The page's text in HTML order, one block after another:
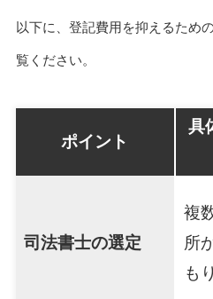
以下に、登記費用を抑えるため
覧ください。
ポイント
具
司法書士の選定
複
所
も